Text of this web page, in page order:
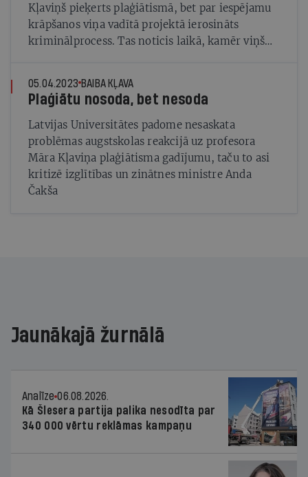
Kļaviņš pieķerts plaģiātismā, bet par iespējamu
krāpšanos viņa vadītā projektā ierosināts
kriminālprocess. Tas noticis laikā, kamēr viņš
05.04.2023 BAIBA KĻAVA
Plaģiātu nosoda, bet nesoda
Latvijas Universitātes padome nesaskata
problēmas augstskolas reakcijā uz profesora
Māra Kļaviņa plaģiātisma gadījumu, taču to asi
kritizē izglītības un zinātnes ministre Anda
Čakša
Jaunākajā žurnālā
Analīze 06.08.2026.
Kā Šlesera partija palika nesodīta par
340 000 vērtu reklāmas kampaņu